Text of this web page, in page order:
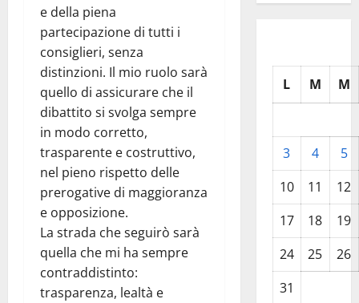
e della piena
partecipazione di tutti i
consiglieri, senza
distinzioni. Il mio ruolo sarà
quello di assicurare che il
dibattito si svolga sempre
in modo corretto,
trasparente e costruttivo,
nel pieno rispetto delle
prerogative di maggioranza
e opposizione.
La strada che seguirò sarà
quella che mi ha sempre
contraddistinto:
trasparenza, lealtà e
L M M
3 4
5
10
11
12
17
18
19
24
25
26
31